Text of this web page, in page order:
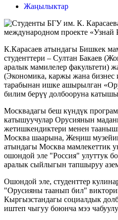
Жаңылыктар
К.Карасаев атындагы Бишкек
студенттери – Султан Бакаев
аралык мамилелер факультети)
(Экономика, каржы жана
тарабынан ишке ашырылган
билим берүү долбооруна
Москвадагы беш күндүк
катышуучулар Орусиянын
жетишкендиктери менен
Москва шаарына, Жеңиш
атындагы Москва мамлекеттик
ошондой эле "Россия" улуттук
аралык сыйлыгын тапшыруу
Ошондой эле, студенттер
"Орусияны таанып бил"
Кыргызстандагы социалдык
иштеп чыгуу боюнча мээ